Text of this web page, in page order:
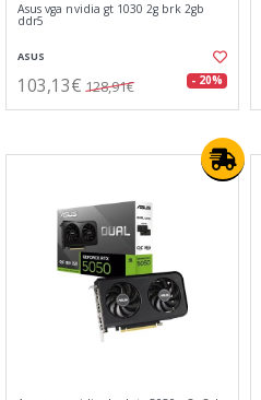
Asus vga nvidia gt 1030 2g brk 2gb
ddr5
ASUS
103,13€ 128,91€ - 20%